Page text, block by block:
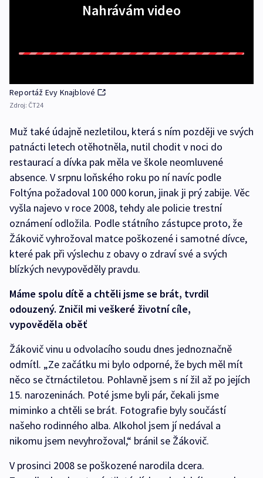
Nahrávám video
Reportáž Evy Knajblové
Zdroj: ČT24
Muž také údajně nezletilou, která s ním později ve svých
patnácti letech otěhotněla, nutil chodit v noci do
restaurací a dívka pak měla ve škole neomluvené
absence. V srpnu loňského roku po ní navíc podle
Foltýna požadoval 100 000 korun, jinak ji prý zabije. Věc
vyšla najevo v roce 2008, tehdy ale policie trestní
oznámení odložila. Podle státního zástupce proto, že
Žákovič vyhrožoval matce poškozené i samotné dívce,
které pak při výslechu z obavy o zdraví své a svých
blízkých nevypověděly pravdu.
Máme spolu dítě a chtěli jsme se brát, tvrdil
odouzený. Zničil mi veškeré životní cíle,
vypověděla oběť
Žákovič vinu u odvolacího soudu dnes jednoznačně
odmítl. „Ze začátku mi bylo odporné, že bych měl mít
něco se čtrnáctiletou. Pohlavně jsem s ní žil až po jejích
15. narozeninách. Poté jsme byli pár, čekali jsme
miminko a chtěli se brát. Fotografie byly součástí
našeho rodinného alba. Alkohol jsem jí nedával a
nikomu jsem nevyhrožoval,“ bránil se Žákovič.
V prosinci 2008 se poškozené narodila dcera.